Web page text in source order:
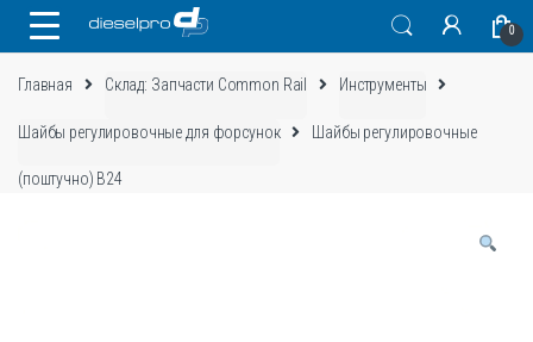
0
Главная Склад: Запчасти Common Rail Инструменты
Шайбы регулировочные для форсунок Шайбы регулировочные
(поштучно) B24